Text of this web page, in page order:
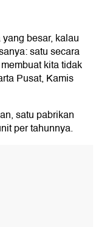
besar, kalau
satu secara
kita tidak
Pusat, Kamis
satu pabrikan
per tahunnya.